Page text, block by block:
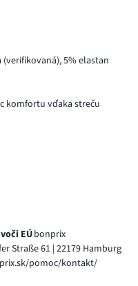
5% elastan
komfortu vďaka streču
EÚbonprix
Straße 61 | 22179 Hamburg
pomoc/kontakt/